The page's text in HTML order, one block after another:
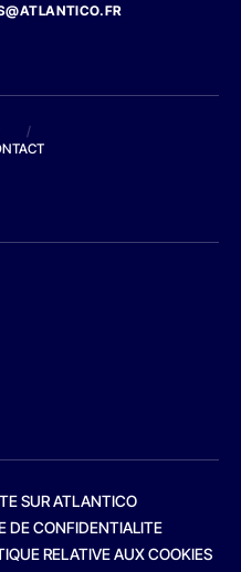
/
SUR ATLANTICO
DE CONFIDENTIALITE
RELATIVE AUX COOKIES